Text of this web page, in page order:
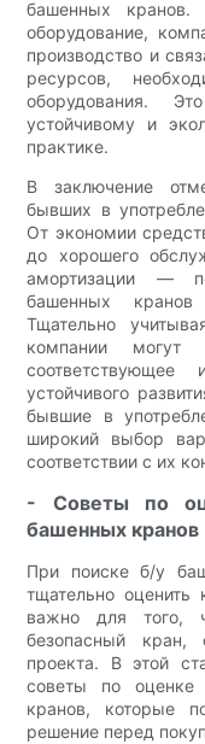
башенных кранов.
оборудование,
производство и
ресурсов,
оборудования.
устойчивому и
практике.
В заключение
бывших в
От экономии
до хорошего
амортизации —
башенных
Тщательно
компании могут
устойчивого
бывшие в
широкий выбор
соответствии с их
- Советы по
башенных кранов
При поиске б/у
тщательно оценить
важно для того,
безопасный кран,
проекта. В этой
советы по оценке
кранов, которые
решение перед